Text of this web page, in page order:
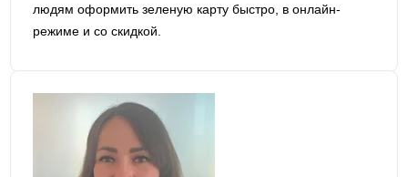
людям оформить зеленую карту быстро, в онлайн-
режиме и со скидкой.